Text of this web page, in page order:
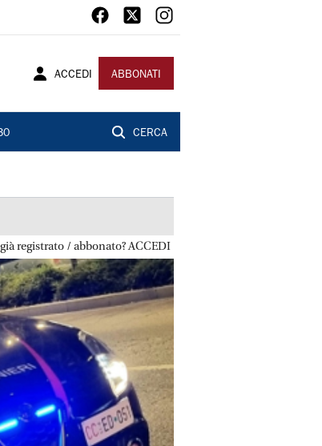
ACCEDI ABBONATI
CERCA
registrato / abbonato? ACCEDI